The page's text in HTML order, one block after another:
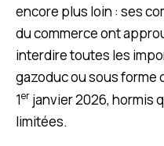
encore plus loin : ses
du commerce ont
interdire toutes les
gazoduc ou sous forme
1er janvier 2026, hormis
limitées.